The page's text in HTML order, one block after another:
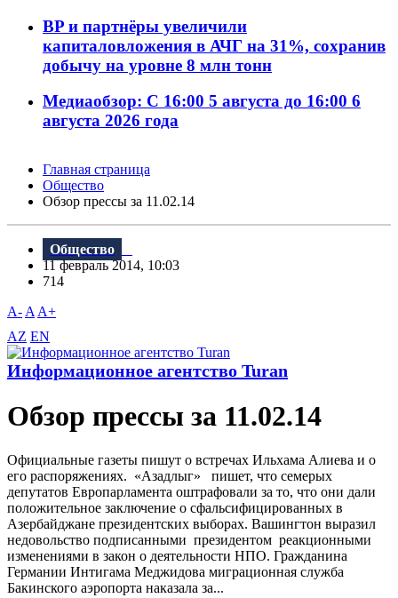
BP и партнёры увеличили
капиталовложения в АЧГ на 31%, сохранив
добычу на уровне 8 млн тонн
Медиаобзор: С 16:00 5 августа до 16:00 6
августа 2026 года
Главная страница
Общество
Обзор прессы за 11.02.14
Общество
11 февраль 2014, 10:03
714
A- A A+
AZ EN
Информационное агентство Turan
Обзор прессы за 11.02.14
Официальные газеты пишут о встречах Ильхама Алиева и о
его распоряжениях. «Азадлыг» пишет, что семерых
депутатов Европарламента оштрафовали за то, что они дали
положительное заключение о сфальсифицированных в
Азербайджане президентских выборах. Вашингтон выразил
недовольство подписанными президентом реакционными
изменениями в закон о деятельности НПО. Гражданина
Германии Интигама Меджидова миграционная служба
Бакинского аэропорта наказала за...